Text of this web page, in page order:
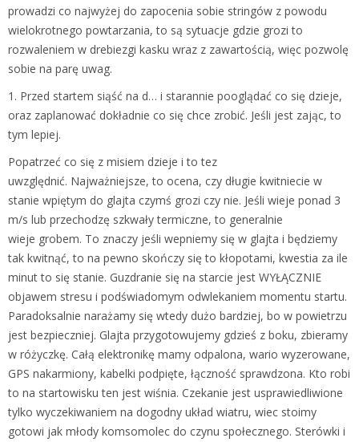
prowadzi co najwyżej do zapocenia sobie stringów z powodu
wielokrotnego powtarzania, to są sytuacje gdzie grozi to
rozwaleniem w drebiezgi kasku wraz z zawartością, więc pozwolę
sobie na parę uwag.
1. Przed startem siąść na d… i starannie pooglądać co się dzieje,
oraz zaplanować dokładnie co się chce zrobić. Jeśli jest zając, to
tym lepiej.
Popatrzeć co się z misiem dzieje i to tez
uwzględnić. Najważniejsze, to ocena, czy długie kwitniecie w
stanie wpiętym do glajta czymś grozi czy nie. Jeśli wieje ponad 3
m/s lub przechodzę szkwały termiczne, to generalnie
wieje grobem. To znaczy jeśli wepniemy się w glajta i będziemy
tak kwitnąć, to na pewno skończy się to kłopotami, kwestia za ile
minut to się stanie. Guzdranie się na starcie jest WYŁĄCZNIE
objawem stresu i podświadomym odwlekaniem momentu startu.
Paradoksalnie narażamy się wtedy dużo bardziej, bo w powietrzu
jest bezpieczniej. Glajta przygotowujemy gdzieś z boku, zbieramy
w różyczkę. Całą elektronikę mamy odpalona, wario wyzerowane,
GPS nakarmiony, kabelki podpięte, łączność sprawdzona. Kto robi
to na startowisku ten jest wiśnia. Czekanie jest usprawiedliwione
tylko wyczekiwaniem na dogodny układ wiatru, wiec stoimy
gotowi jak młody komsomolec do czynu społecznego. Sterówki i